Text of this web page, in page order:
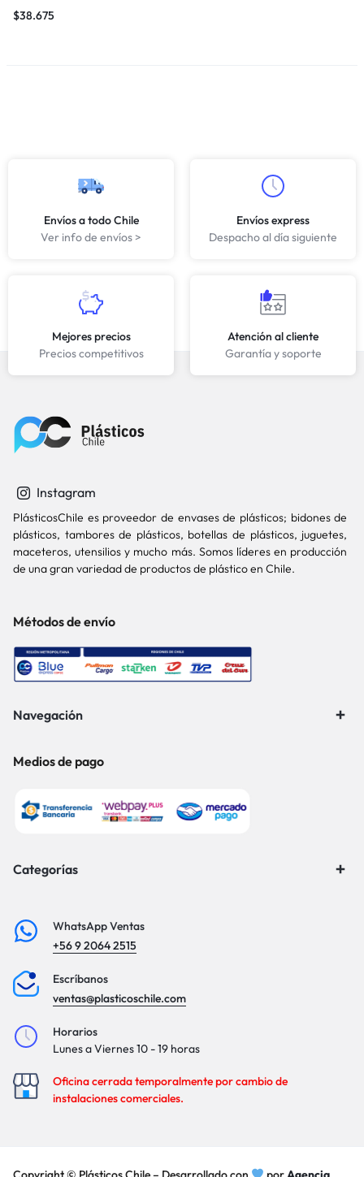
$38.675
Envíos a todo Chile
Ver info de envíos >
Envíos express
Despacho al día siguiente
Mejores precios
Precios competitivos
Atención al cliente
Garantía y soporte
Instagram
PlásticosChile es proveedor de envases de plásticos; bidones de
plásticos, tambores de plásticos, botellas de plásticos, juguetes,
maceteros, utensilios y mucho más. Somos líderes en producción
de una gran variedad de productos de plástico en Chile.
Métodos de envío
Navegación
Medios de pago
Categorías
WhatsApp Ventas
+56 9 2064 2515
Escríbanos
ventas@plasticoschile.com
Horarios
Lunes a Viernes 10 - 19 horas
Oficina cerrada temporalmente por cambio de
instalaciones comerciales.